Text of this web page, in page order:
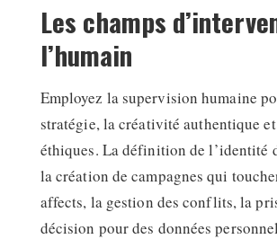
Les champs
l’humain
Employez la supervision humaine
stratégie, la créativité authentique
éthiques. La définition de l’identité
la création de campagnes qui
affects, la gestion des conflits, la
décision pour des données